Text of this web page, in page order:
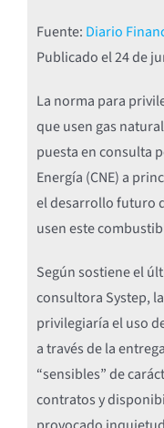
Fuente: Diario
Publicado el24 de
La norma para
que usen gas
puesta en consulta
Energía (CNE) a
el desarrollo futuro
usen este
Según sostiene el
consultora Systep,
privilegiaría el uso
a través de la
“sensibles” de
contratos y